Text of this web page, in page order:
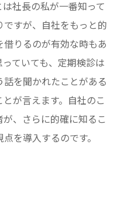
社長の私が一番知って
ですが、自社をもっと的
りるのが有効な時もあ
ていても、定期検診は
を聞かれたことがある
が言えます。自社のこ
、さらに的確に知るこ
を導入するのです。